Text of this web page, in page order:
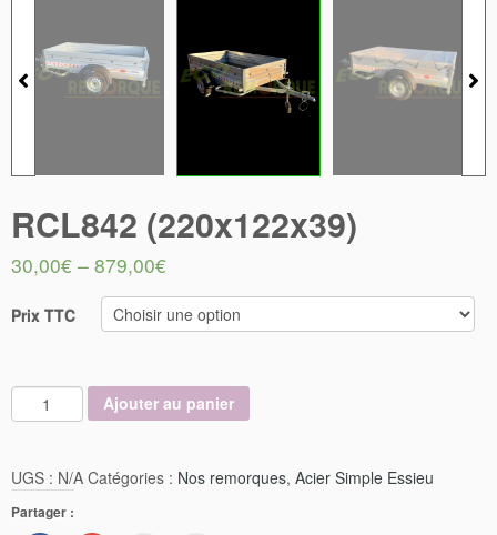
RCL842 (220x122x39)
30,00€ – 879,00€
Prix TTC
Ajouter au panier
UGS : N/A Catégories : Nos remorques, Acier Simple Essieu
Partager :